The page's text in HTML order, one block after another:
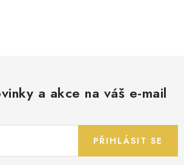
a akce na váš e-mail
PŘIHLÁSIT SE